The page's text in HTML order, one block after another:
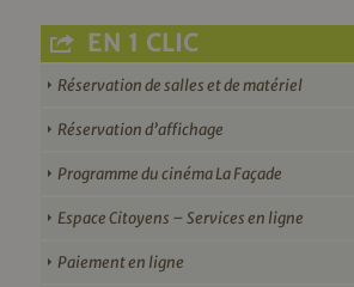
EN 1 CLIC
Réservation de salles et de matériel
Réservation d’affichage
Programme du cinéma La Façade
Espace Citoyens – Services en ligne
Paiement en ligne